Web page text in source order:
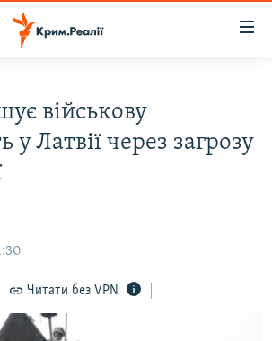
військову
у Латвії через загрозу
Читати без VPN